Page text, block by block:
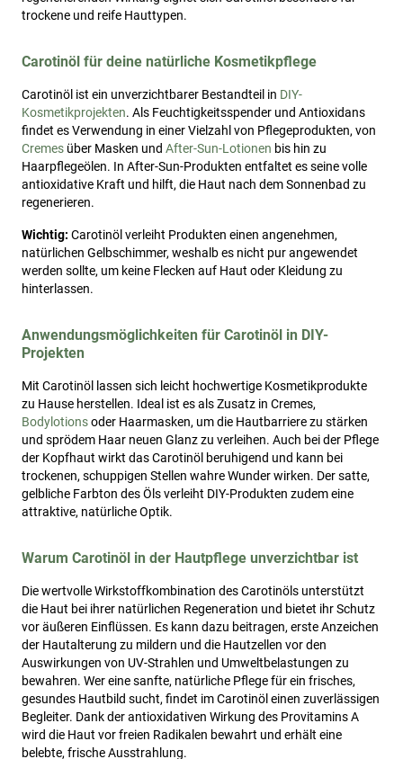
trockene und reife Hauttypen.
Carotinöl für deine natürliche Kosmetikpflege
Carotinöl ist ein unverzichtbarer Bestandteil in DIY-
Kosmetikprojekten. Als Feuchtigkeitsspender und Antioxidans
findet es Verwendung in einer Vielzahl von Pflegeprodukten, von
Cremes über Masken und After-Sun-Lotionen bis hin zu
Haarpflegeölen. In After-Sun-Produkten entfaltet es seine volle
antioxidative Kraft und hilft, die Haut nach dem Sonnenbad zu
regenerieren.
Wichtig: Carotinöl verleiht Produkten einen angenehmen,
natürlichen Gelbschimmer, weshalb es nicht pur angewendet
werden sollte, um keine Flecken auf Haut oder Kleidung zu
hinterlassen.
Anwendungsmöglichkeiten für Carotinöl in DIY-
Projekten
Mit Carotinöl lassen sich leicht hochwertige Kosmetikprodukte
zu Hause herstellen. Ideal ist es als Zusatz in Cremes,
Bodylotionsoder Haarmasken, um die Hautbarriere zu stärken
und sprödem Haar neuen Glanz zu verleihen. Auch bei der Pflege
der Kopfhaut wirkt das Carotinöl beruhigend und kann bei
trockenen, schuppigen Stellen wahre Wunder wirken. Der satte,
gelbliche Farbton des Öls verleiht DIY-Produkten zudem eine
attraktive, natürliche Optik.
Warum Carotinöl in der Hautpflege unverzichtbar ist
Die wertvolle Wirkstoffkombination des Carotinöls unterstützt
die Haut bei ihrer natürlichen Regeneration und bietet ihr Schutz
vor äußeren Einflüssen. Es kann dazu beitragen, erste Anzeichen
der Hautalterung zu mildern und die Hautzellen vor den
Auswirkungen von UV-Strahlen und Umweltbelastungen zu
bewahren. Wer eine sanfte, natürliche Pflege für ein frisches,
gesundes Hautbild sucht, findet im Carotinöl einen zuverlässigen
Begleiter. Dank der antioxidativen Wirkung des Provitamins A
wird die Haut vor freien Radikalen bewahrt und erhält eine
belebte, frische Ausstrahlung.